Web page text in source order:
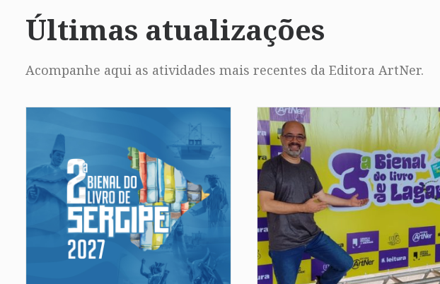
Últimas atualizações
Acompanhe aqui as atividades mais recentes da Editora ArtNer.